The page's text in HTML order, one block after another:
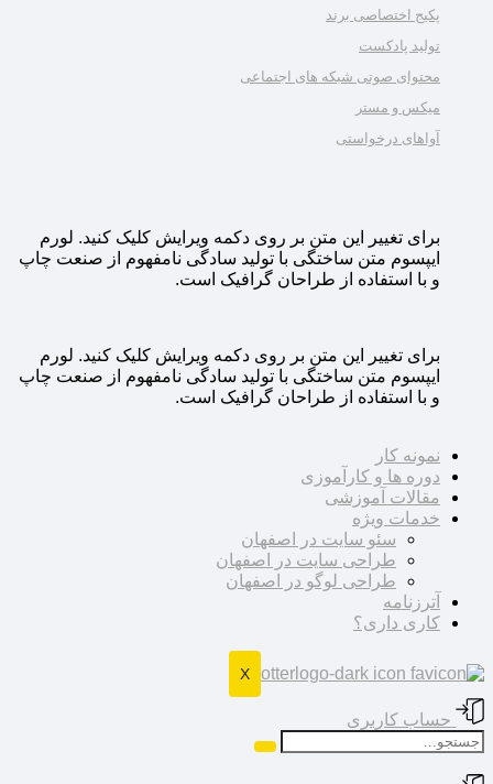
پکیج اختصاصی برند
تولید پادکست
محتوای صوتی شبکه های اجتماعی
میکس و مستر
آواهای درخواستی
برای تغییر این متن بر روی دکمه ویرایش کلیک کنید. لورم
ایپسوم متن ساختگی با تولید سادگی نامفهوم از صنعت چاپ
و با استفاده از طراحان گرافیک است.
برای تغییر این متن بر روی دکمه ویرایش کلیک کنید. لورم
ایپسوم متن ساختگی با تولید سادگی نامفهوم از صنعت چاپ
و با استفاده از طراحان گرافیک است.
نمونه کار
دوره ها و کارآموزی
مقالات آموزشی
خدمات ویژه
سئو سایت در اصفهان
طراحی سایت در اصفهان
طراحی لوگو در اصفهان
آترزنامه
کاری داری؟
X
حساب کاربری